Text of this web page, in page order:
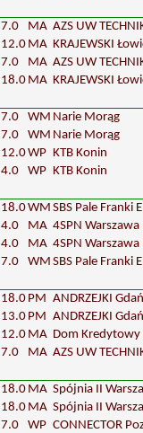
7.0 MA AZS UW
12.0 MA KRAJEWSKI
7.0 MA AZS UW
18.0 MA KRAJEWSKI
7.0 WM Narie Morąg
7.0 WM Narie Morąg
12.0WP KTB Konin
4.0 WP KTB Konin
18.0WM SBS Pale Franki
4.0 MA 4SPN Warszawa
4.0 MA 4SPN Warszawa
7.0 WM SBS Pale Franki
18.0 PM ANDRZEJKI
13.0 PM ANDRZEJKI
12.0 MA Dom Kredytowy
7.0 MA AZS UW
18.0 MA Spójnia II
18.0 MA Spójnia II
7.0 WP CONNECTOR